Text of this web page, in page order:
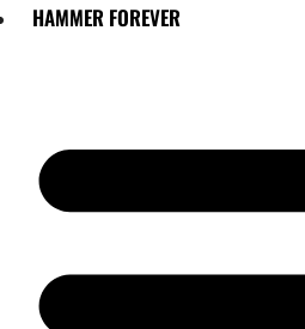
HAMMER FOREVER